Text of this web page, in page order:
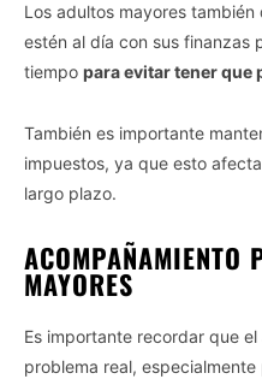
Los adultos mayores
estén al día con sus finanzas
tiempo para evitar tener que
También es importante
impuestos, ya que esto
largo plazo.
ACOMPAÑAMIENTO
MAYORES
Es importante recordar que
problema real,